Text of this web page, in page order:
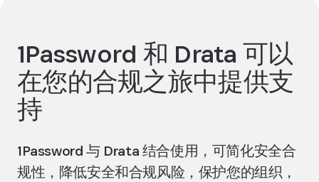
1Password 和 Drata 可以
在您的合规之旅中提供支
持
1Password 与 Drata 结合使用，可简化安全合
规性，降低安全和合规风险，保护您的组织，